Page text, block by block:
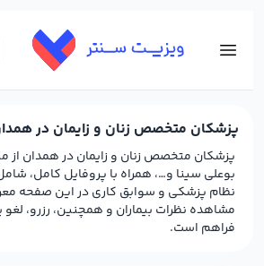
پزشکان متخصص زنان و زایمان در
پزشکان متخصص زنان و زایمان در همدان از
بوعلی سینا و…، همراه با پروفایل کامل،
نظام پزشکی و سوابق کاری در این صفحه
مشاهده نظرات بیماران و همچنین، رزرو، لغو
فراهم است.